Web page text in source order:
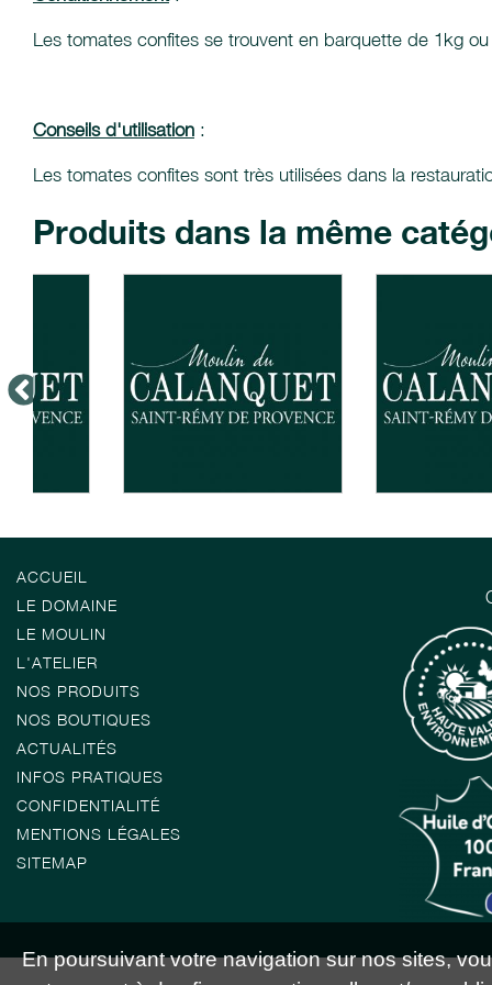
Les tomates confites se trouvent en barquette de 1kg
Conseils d'utilisation :
Les tomates confites sont très utilisées dans la
Produits dans la même
ACCUEIL
LE DOMAINE
LE MOULIN
L'ATELIER
NOS PRODUITS
NOS BOUTIQUES
ACTUALITÉS
INFOS PRATIQUES
CONFIDENTIALITÉ
MENTIONS LÉGALES
SITEMAP
En poursuivant votre navigation sur nos sites,